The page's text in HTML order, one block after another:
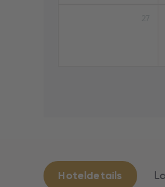
Hoteldetails